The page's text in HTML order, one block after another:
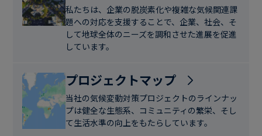
み
飲
料
ス
テ
ナ
ブ
ー
ス
ス
デ
ィ
ニ
私たちは、企業の脱炭素化や複雑な気候関連課
題への対応を支援することで、企業、社会、そ
して地球全体のニーズを調和させた進展を促進
しています。
プロジェクトマップ
当社の気候変動対策プロジェクトのラインナッ
プは健全な生態系、コミュニティの繁栄、そし
て生活水準の向上をもたらしています。